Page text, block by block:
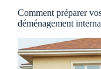
Comment préparer
déménagement